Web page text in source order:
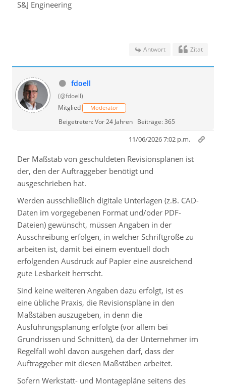
S&J Engineering
Antwort Zitat
fdoell
(@fdoell)
Mitglied
Moderator
Beigetreten: Vor 24 Jahren Beiträge: 365
11/06/2026 7:02 p.m.
Der Maßstab von geschuldeten Revisionsplänen ist
der, den der Auftraggeber benötigt und
ausgeschrieben hat.
Werden ausschließlich digitale Unterlagen (z.B. CAD-
Daten im vorgegebenen Format und/oder PDF-
Dateien) gewünscht, müssen Angaben in der
Ausschreibung erfolgen, in welcher Schriftgröße zu
arbeiten ist, damit bei einem eventuell doch
erfolgenden Ausdruck auf Papier eine ausreichend
gute Lesbarkeit herrscht.
Sind keine weiteren Angaben dazu erfolgt, ist es
eine übliche Praxis, die Revisionspläne in den
Maßstäben auszugeben, in denn die
Ausführungsplanung erfolgte (vor allem bei
Grundrissen und Schnitten), da der Unternehmer im
Regelfall wohl davon ausgehen darf, dass der
Auftraggeber mit diesen Maßstäben arbeitet.
Sofern Werkstatt- und Montagepläne seitens des